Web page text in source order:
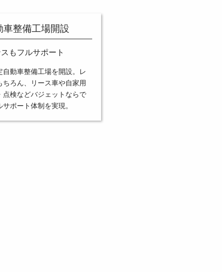
車整備工場開設
もフルサポート
自動車整備工場を開設。レ
ちろん、リース車や自家用
点検などバジェットならで
ポート体制を実現。